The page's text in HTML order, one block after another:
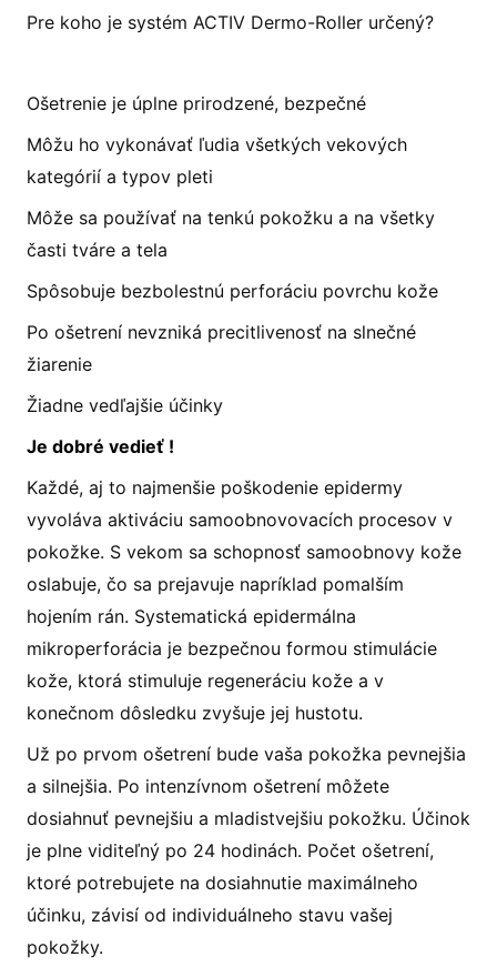
Pre koho je systém ACTIV Dermo-Roller určený?
Ošetrenie je úplne prirodzené, bezpečné
Môžu ho vykonávať ľudia všetkých vekových
kategórií a typov pleti
Môže sa používať na tenkú pokožku a na všetky
časti tváre a tela
Spôsobuje bezbolestnú perforáciu povrchu kože
Po ošetrení nevzniká precitlivenosť na slnečné
žiarenie
Žiadne vedľajšie účinky
Je dobré vedieť !
Každé, aj to najmenšie poškodenie epidermy
vyvoláva aktiváciu samoobnovovacích procesov v
pokožke. S vekom sa schopnosť samoobnovy kože
oslabuje, čo sa prejavuje napríklad pomalším
hojením rán. Systematická epidermálna
mikroperforácia je bezpečnou formou stimulácie
kože, ktorá stimuluje regeneráciu kože a v
konečnom dôsledku zvyšuje jej hustotu.
Už po prvom ošetrení bude vaša pokožka pevnejšia
a silnejšia. Po intenzívnom ošetrení môžete
dosiahnuť pevnejšiu a mladistvejšiu pokožku. Účinok
je plne viditeľný po 24 hodinách. Počet ošetrení,
ktoré potrebujete na dosiahnutie maximálneho
účinku, závisí od individuálneho stavu vašej
pokožky.